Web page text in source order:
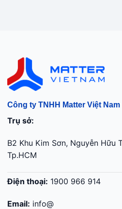
Công ty TNHH Matter Việt Nam
Trụ sở:
B2 Khu Kim Sơn, Nguyễn Hữu
Tp.HCM
Điện thoại: 1900 966 914
Email: info@